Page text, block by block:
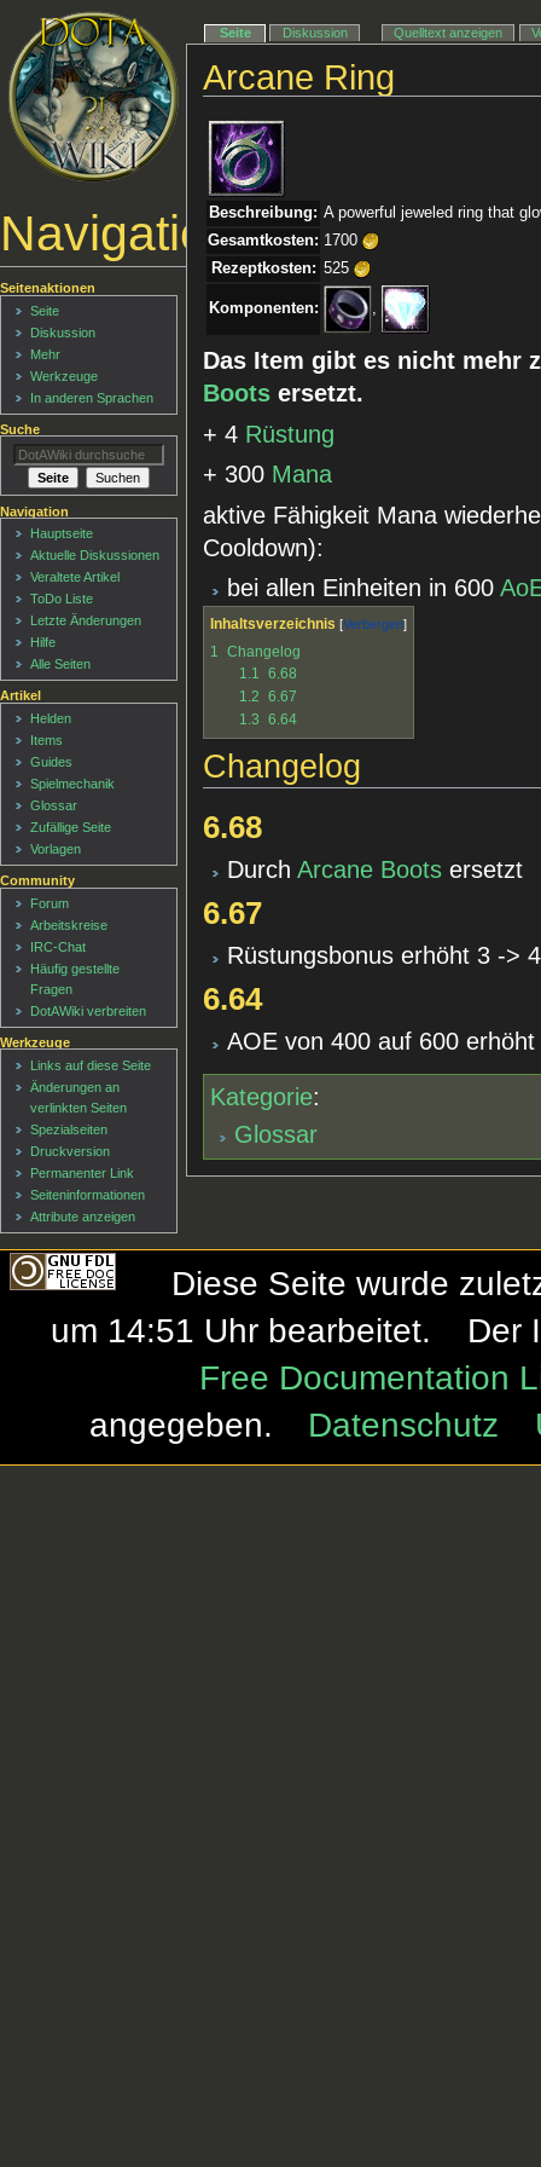
Arcane Ring
Beschreibung: A powerful jeweled ring that
Gesamtkosten: 1700
Rezeptkosten: 525
Komponenten: ,
Das Item gibt es nicht mehr
Boots ersetzt.
+ 4 Rüstung
+ 300 Mana
aktive Fähigkeit Mana
Cooldown):
bei allen Einheiten in 600
Inhaltsverzeichnis
1
Changelog
1.1
6.68
1.2 6.67
1.3 6.64
Changelog
6.68
DurchArcane Boots ersetzt
6.67
Rüstungsbonus erhöht 3 -> 4
6.64
AOE von 400 auf 600 erhöht
Kategorie:
Glossar
Navigationsmenü
Seite Diskussion Quelltext anzeigen
Seitenaktionen
Seite
Diskussion
Mehr
Werkzeuge
In anderen Sprachen
Suche
Navigation
Hauptseite
Aktuelle Diskussionen
Veraltete Artikel
ToDo Liste
Letzte Änderungen
Hilfe
Alle Seiten
Artikel
Helden
Items
Guides
Spielmechanik
Glossar
Zufällige Seite
Vorlagen
Community
Forum
Arbeitskreise
IRC-Chat
Häufig gestellte
Fragen
DotAWiki verbreiten
Werkzeuge
Links auf diese Seite
Änderungen an
verlinkten Seiten
Spezialseiten
Druckversion
Permanenter Link
Seiten­informationen
Attribute anzeigen
Diese Seite wurde
um 14:51 Uhr bearbeitet.
Der
Free Documentation
angegeben.
Datenschutz